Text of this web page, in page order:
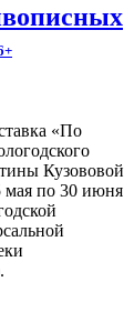
«По
Кузововой
мая по 30 июня